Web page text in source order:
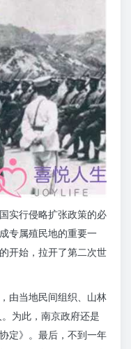
实行侵略扩张政策的必
专属殖民地的重要一
开始，拉开了第二次世
由当地民间组织、山林
为此，南京政府还是
定》。最后，不到一年